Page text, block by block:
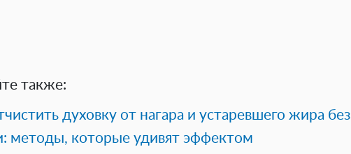
также:
духовку от нагара и устаревшего жира без
методы, которые удивят эффектом